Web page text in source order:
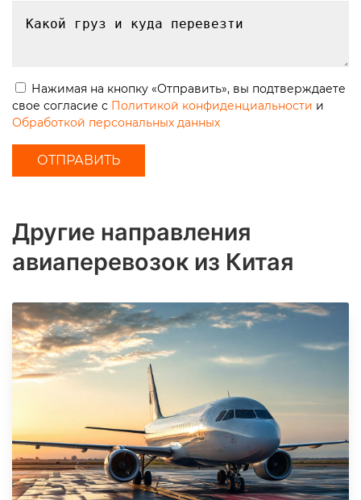
Нажимая на кнопку «Отправить», вы подтверждаете
свое согласие с Политикой конфиденциальности и
Обработкой персональных данных
Другие направления
авиаперевозок из Китая